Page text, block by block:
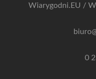
Wiarygodni.EU /
0